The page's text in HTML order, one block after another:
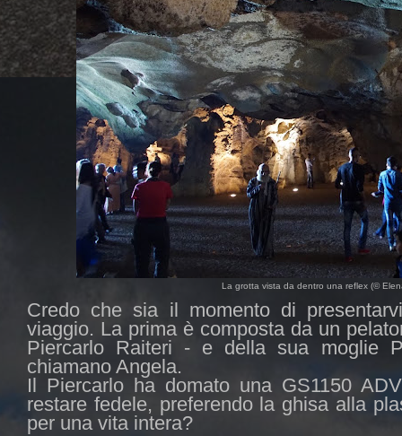
La grotta vista da dentro una reflex (©
Credo che sia il momento di
viaggio. La prima è composta da un
Piercarlo Raiteri - e della sua moglie
chiamano Angela.
Il Piercarlo ha domato una GS1150
restare fedele, preferendo la ghisa alla
per una vita intera?